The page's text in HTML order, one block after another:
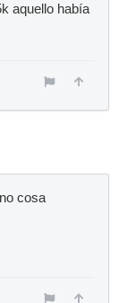
aquello había
cosa